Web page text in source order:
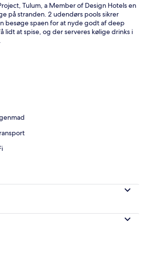
Privat pool
Tulum, a Member of Design Hotels en
på stranden. 2 udendørs pools sikrer
besøge spaen for at nyde godt af deep
at spise, og der serveres kølige drinks i